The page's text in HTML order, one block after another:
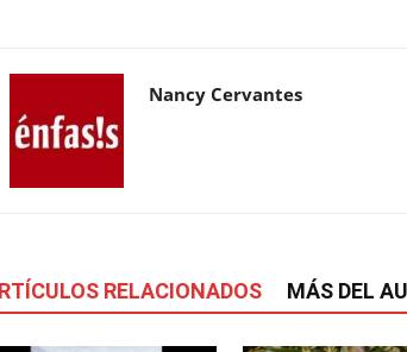
Nancy Cervantes
RELACIONADOS MÁS DEL